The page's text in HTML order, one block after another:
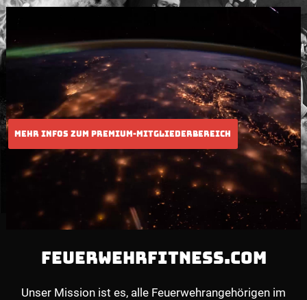
FEUERWEHRFITNESS.COM
Unser Mission ist es, alle Feuerwehrangehörigen im